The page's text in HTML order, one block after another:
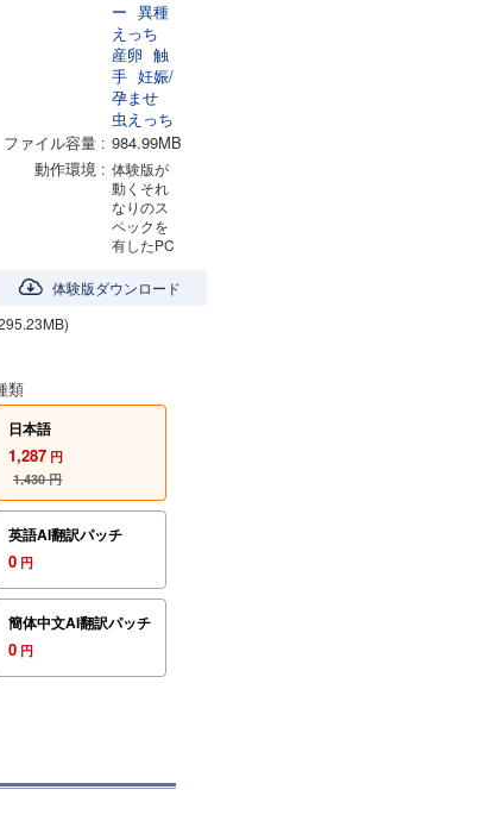
ー 異種
えっち
産卵 触
手 妊娠/
孕ませ
虫えっち
ファイル容量
984.99MB
動作環境
体験版が
動くそれ
なりのス
ペックを
有したPC
体験版ダウンロード
類
日本語
1,287 円
1,430 円
英語AI翻訳パッチ
0 円
簡体中文AI翻訳パッチ
0 円